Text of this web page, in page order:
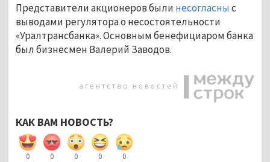
Представители акционеров были несогласныс
выводами регулятора о несостоятельности
«Уралтрансбанка». Основным бенефициаром банка
был бизнесмен Валерий Заводов.
КАК ВАМ НОВОСТЬ?
0 0 0 0 0